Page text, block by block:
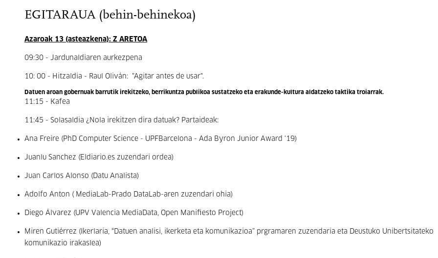
EGITARAUA (behin-behinekoa)
Azaroak 13 (asteazkena): Z ARETOA
09:30 - Jardunaldiaren aurkezpena
10: 00 - Hitzaldia - Raul Oliván: "Agitar antes de usar".
Datuen aroan gobernuak barrutik irekitzeko, berrikuntza publikoa sustatzeko eta erakunde-kultura aldatzeko taktika troiarrak.
11:15 - Kafea
11:45 - Solasaldia ¿Nola irekitzen dira datuak? Partaideak:
Ana Freire (PhD Computer Science - UPFBarcelona - Ada Byron Junior Award '19)
Juanlu Sanchez (Eldiario.es zuzendari ordea)
Juan Carlos Alonso (Datu Analista)
Adolfo Anton ( MediaLab-Prado DataLab-aren zuzendari ohia)
Diego Álvarez (UPV Valencia MediaData, Open Manifiesto Project)
Miren Gutiérrez (Ikerlaria, “Datuen analisi, ikerketa eta komunikazioa” prgramaren zuzendaria eta Deustuko Unibertsitateko
komunikazio irakaslea)